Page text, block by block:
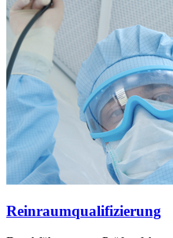
Reinraumqualifizierung